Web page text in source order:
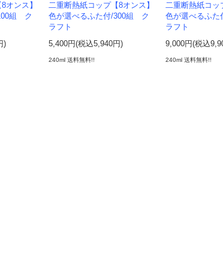
オンス】
組 ク
)
二重断熱紙コップ【8オンス】
色が選べるふた付/300組 ク
ラフト
5,400円(税込5,940円)
240ml 送料無料!!
二重断熱紙コッ
色が選べるふ
ラフト
9,000円(税込
240ml 送料無料!!